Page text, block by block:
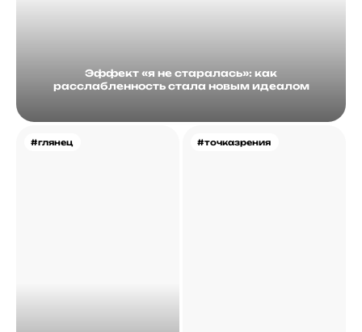
Эффект «я не старалась»: как
расслабленность стала новым идеалом
#глянец #точказрения